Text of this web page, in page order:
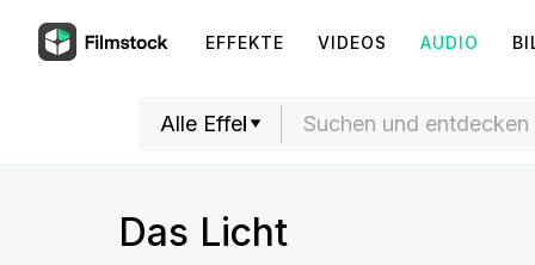
EFFEKTE VIDEOS AUDIO
Das Licht